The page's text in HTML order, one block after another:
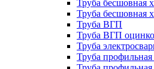
Труба бесшовная
Труба бесшовная
Труба ВГП
Труба ВГП
Труба
Труба профильная